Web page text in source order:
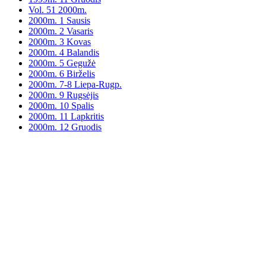
Vol. 51 2000m.
2000m. 1 Sausis
2000m. 2 Vasaris
2000m. 3 Kovas
2000m. 4 Balandis
2000m. 5 Gegužė
2000m. 6 Birželis
2000m. 7-8 Liepa-Rugp.
2000m. 9 Rugsėjis
2000m. 10 Spalis
2000m. 11 Lapkritis
2000m. 12 Gruodis